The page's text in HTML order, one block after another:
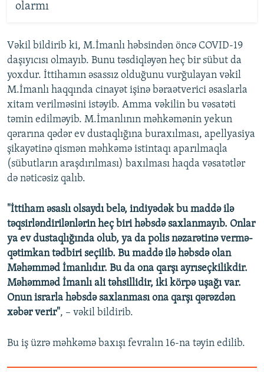
olarmı
Vəkil bildirib ki, M.İmanlı həbsindən öncə COVID-19
daşıyıcısı olmayıb. Bunu təsdiqləyən heç bir sübut da
yoxdur. İttihamın əsassız olduğunu vurğulayan vəkil
M.İmanlı haqqında cinayət işinə bəraətverici əsaslarla
xitam verilməsini istəyib. Amma vəkilin bu vəsatəti
təmin edilməyib. M.İmanlının məhkəmənin yekun
qərarına qədər ev dustaqlığına buraxılması, apellyasiya
şikayətinə qismən məhkəmə istintaqı aparılmaqla
(sübutların araşdırılması) baxılması haqda vəsatətlər
də nəticəsiz qalıb.
"İttiham əsaslı olsaydı belə, indiyədək bu maddə ilə
təqsirləndirilənlərin heç biri həbsdə saxlanmayıb. Onlar
ya ev dustaqlığında olub, ya da polis nəzarətinə vermə-
qətimkan tədbiri seçilib. Bu maddə ilə həbsdə olan
Məhəmməd İmanlıdır. Bu da ona qarşı ayrıseçkilikdir.
Məhəmməd İmanlı ali təhsillidir, iki körpə uşağı var.
Onun israrla həbsdə saxlanması ona qarşı qərəzdən
xəbər verir", – vəkil bildirib.
Bu iş üzrə məhkəmə baxışı fevralın 16-na təyin edilib.